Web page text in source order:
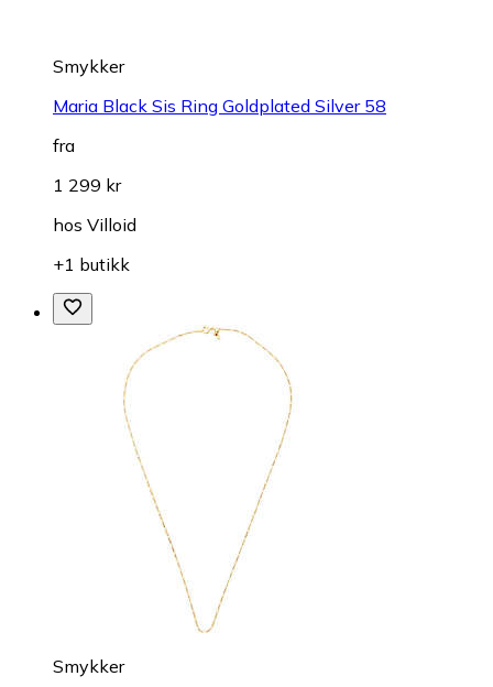
Smykker
Maria Black Sis Ring Goldplated Silver 58
fra
1 299 kr
hos Villoid
+1 butikk
Smykker